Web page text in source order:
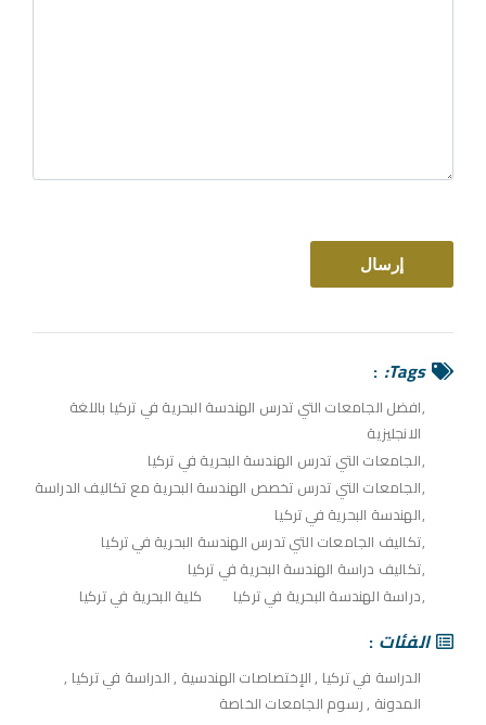
Tags:
افضل الجامعات التي تدرس الهندسة البحرية في تركيا باللغة
الانجليزية
الجامعات التي تدرس الهندسة البحرية في تركيا
الجامعات التي تدرس تخصص الهندسة البحرية مع تكاليف الدراسة
الهندسة البحرية في تركيا
تكاليف الجامعات التي تدرس الهندسة البحرية في تركيا
تكاليف دراسة الهندسة البحرية في تركيا
دراسة الهندسة البحرية في تركيا
كلية البحرية في تركيا
الفئات
الدراسة في تركيا ,الإختصاصات الهندسية ,الدراسة في تركيا ,
المدونة ,رسوم الجامعات الخاصة